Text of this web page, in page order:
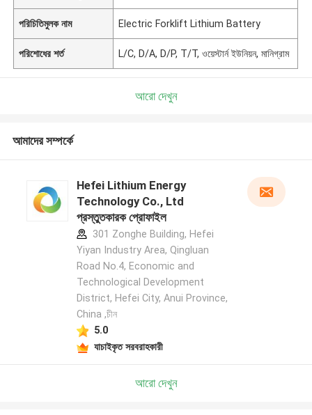
পরিচিতিমুলক নাম Electric Forklift Lithium Battery
পরিশোধের শর্ত L/C, D/A, D/P, T/T, ওয়েস্টার্ন ইউনিয়ন, মানিগ্রাম
আরো দেখুন
আমাদের সম্পর্কে
Hefei Lithium Energy
Technology Co., Ltd
প্রস্তুতকারক প্রোফাইল
301 Zonghe Building, Hefei
Yiyan Industry Area, Qingluan
Road No.4, Economic and
Technological Development
District, Hefei City, Anui Province,
China ,চীন
5.0
যাচাইকৃত সরবরাহকারী
আরো দেখুন